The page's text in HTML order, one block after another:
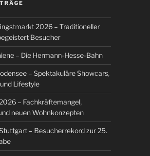
2026 – Traditioneller
Besucher
– Die Hermann-Hesse-Bahn
– Spektakuläre Showcars,
Lifestyle
– Fachkräftemangel,
neuen Wohnkonzepten
– Besucherrekord zur 25.